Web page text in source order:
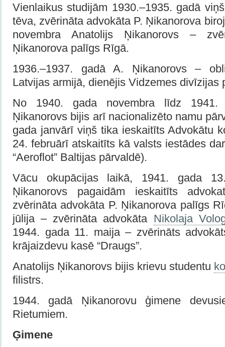
Vienlaikus studijām 1930.–1935. gadā
tēva, zvērināta advokāta P. Ņika­norova
novembra Anatolijs Ņikanorovs –
Ņikanorova palīgs Rīgā.
1936.–1937. gadā A. Ņikanorovs –
Latvijas armijā, die­nējis Vidzemes divīzijas
No 1940. gada novembra līdz 1941.
Ņikanorovs bijis arī nacionali­zēto namu
gada janvārī viņš tika ieskaitīts Advokātu
24. februārī atskaitīts kā valsts iestādes
“Aeroflot” Baltijas pārvaldē).
Vācu okupācijas laikā, 1941. gada
Ņikanorovs pagaidām ieskaitīts
zvērināta advokāta P. Ņika­norova palīgs
jūlija – zvērināta advokāta Nikolaja
1944. gada 11. maija – zvērināts
krājaiz­devu kasē “Draugs”.
Anatolijs Ņikanorovs bijis krievu studentu
filistrs.
1944. gadā Ņikanorovu ģimene
Rietumiem.
Ģimene